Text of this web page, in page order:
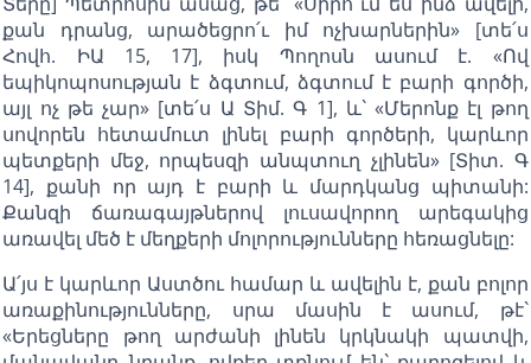
քան դրանց, արածեցրո՛ւ իմ ոչխարներին» [տե՛ս
Հովհ. ԻԱ 15, 17], իսկ Պողոսն ասում է. «Ով
եպիկոպոսության է ձգտում, ձգտում է բարի գործի,
այլ ոչ թե չար» [տե՛ս Ա Տիմ. Գ 1], և` «Մերոնք էլ թող
սովորեն հետամուտ լինել բարի գործերի, կարևոր
պետքերի մեջ, որպեսզի անպտուղ չլինեն» [Տիտ. Գ
14], քանի որ այդ է բարի և մարդկանց պիտանի:
Քանզի ճառագայթներով լուսավորող արեգակից
առավել մեծ է մեղքերի մոլորությունները հեռացնելը:
Ա՛յս է կարևոր Աստծու համար և ավելին է, քան բոլոր
առաքինությունները, սրա մասին է ասում, թէ`
«Երեցները թող արժանի լինեն կրկնակի պատվի,